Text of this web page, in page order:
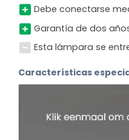
Debe conectarse
Garantía de dos
Esta lámpara se
Características